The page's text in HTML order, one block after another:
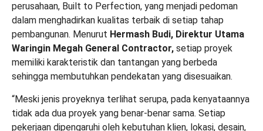
perusahaan, Built to Perfection, yang menjadi pedoman
dalam menghadirkan kualitas terbaik di setiap tahap
pembangunan. Menurut Hermash Budi, Direktur Utama
Waringin Megah General Contractor, setiap proyek
memiliki karakteristik dan tantangan yang berbeda
sehingga membutuhkan pendekatan yang disesuaikan.
“Meski jenis proyeknya terlihat serupa, pada kenyataannya
tidak ada dua proyek yang benar-benar sama. Setiap
pekerjaan dipengaruhi oleh kebutuhan klien, lokasi, desain,